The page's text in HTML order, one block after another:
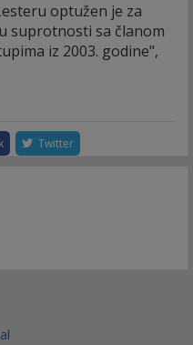
optužen je za
suprotnosti sa članom
iz 2003. godine",
Twitter